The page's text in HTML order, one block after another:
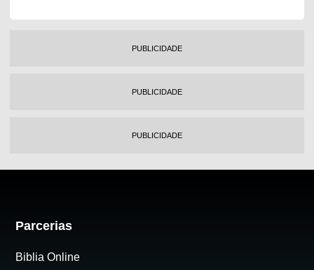
PUBLICIDADE
PUBLICIDADE
PUBLICIDADE
Parcerias
Biblia Online